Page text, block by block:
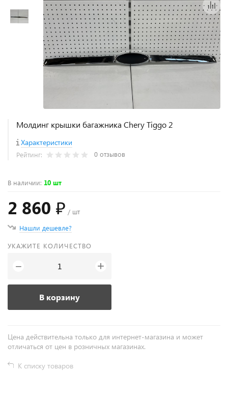
Молдинг крышки багажника Chery Tiggo 2
Характеристики
Рейтинг: 0 отзывов
В наличии: 10 шт
2 860 ₽ / шт
Нашли дешевле?
УКАЖИТЕ КОЛИЧЕСТВО
− +
В корзину
Цена действительна только для интернет-магазина и может
отличаться от цен в розничных магазинах.
К списку товаров